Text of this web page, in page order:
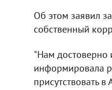
Об этом заявил
собственный
"Нам достоверно
информировала
присутствовать